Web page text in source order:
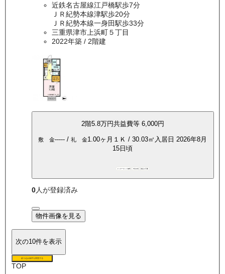
近鉄名古屋線江戸橋駅歩7分
ＪＲ紀勢本線津駅歩20分
ＪＲ紀勢本線一身田駅歩33分
三重県津市上浜町５丁目
2022年築/ 2階建
2階5.8万円共益費等 6,000円
敷 金----- / 礼 金1.00ヶ月 １Ｋ / 30.03㎡ 入居日 2026年8月
15日頃
インターネット無料 P空き有 保証人不要
0人が登録済み
物件画像を見る
次の10件を表示
絞り込み条件を変更する
TOP